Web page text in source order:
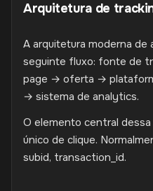
Arquitetura de
A arquitetura moderna de
seguinte fluxo: fonte de
page → oferta →
→ sistema de analytics.
O elemento central
único de clique.
subid, transaction_id.